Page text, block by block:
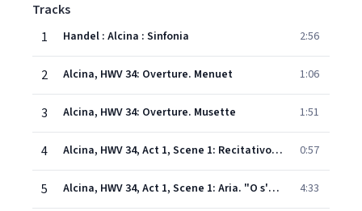
Tracks
1
Handel : Alcina : Sinfonia 2:56
2 Alcina, HWV 34: Overture. Menuet 1:06
3 Alcina, HWV 34: Overture. Musette 1:51
4 Alcina, HWV 34, Act 1, Scene 1: Recitativo. "Oh Dei! quivi non scorgo" (Bradamante, Melisso, Morgana) 0:57
5 Alcina, HWV 34, Act 1, Scene 1: Aria. "O s'apre al riso" (Morgana) 4:33